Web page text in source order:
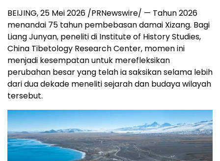
BEIJING, 25 Mei 2026 /PRNewswire/ — Tahun 2026
menandai 75 tahun pembebasan damai Xizang. Bagi
Liang Junyan, peneliti di Institute of History Studies,
China Tibetology Research Center, momen ini
menjadi kesempatan untuk merefleksikan
perubahan besar yang telah ia saksikan selama lebih
dari dua dekade meneliti sejarah dan budaya wilayah
tersebut.